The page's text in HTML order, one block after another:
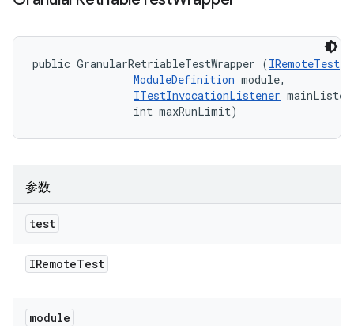
public GranularRetriableTestWrapper (IRemoteTest
ModuleDefinition module,
ITestInvocationListener
                int maxRunLimit)
参数
test
IRemoteTest
module